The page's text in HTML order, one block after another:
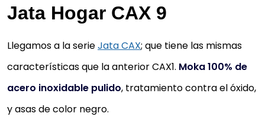
Jata Hogar CAX 9
Llegamos a la serieJata CAX; que tiene las mismas
características que la anterior CAX1. Moka 100% de
acero inoxidable pulido, tratamiento contra el óxido,
y asas de color negro.